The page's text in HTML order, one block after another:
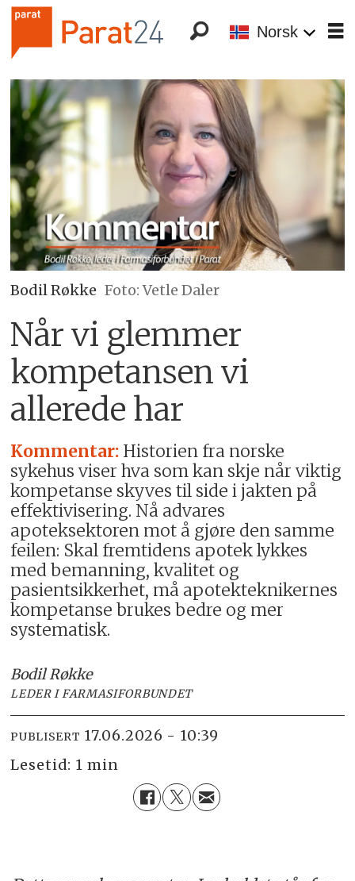
Norsk
Bodil Røkke Foto: Vetle Daler
Når vi glemmer
kompetansen vi
allerede har
Kommentar: Historien fra norske
sykehus viser hva som kan skje når viktig
kompetanse skyves til side i jakten på
effektivisering. Nå advares
apoteksektoren mot å gjøre den samme
feilen: Skal fremtidens apotek lykkes
med bemanning, kvalitet og
pasientsikkerhet, må apotekteknikernes
kompetanse brukes bedre og mer
systematisk.
Bodil Røkke
LEDER I FARMASIFORBUNDET
PUBLISERT
17.06.2026 - 10:39
Lesetid: 1 min